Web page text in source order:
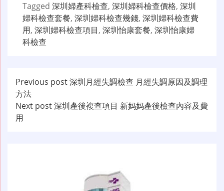
Tagged 深圳婦產科檢查, 深圳婦科檢查價格, 深圳
婦科檢查套餐, 深圳婦科檢查幾錢, 深圳婦科檢查費
用, 深圳婦科檢查項目, 深圳怡康套餐, 深圳怡康婦
科檢查
文
章
导
Previous post深圳月經失調檢查 月經失調原因及調理
方法
Next post深圳產後複查項目 新妈妈產後檢查內容及費
用